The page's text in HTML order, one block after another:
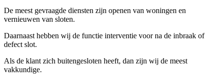
De meest gevraagde diensten zijn openen van woningen en
vernieuwen van sloten.
Daarnaast hebben wij de functie interventie voor na de inbraak of
defect slot.
Als de klant zich buitengesloten heeft, dan zijn wij de meest
vakkundige.